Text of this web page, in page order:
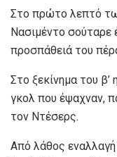
Στο πρώτο λεπτό
Νασιμέντο σούταρε
προσπάθειά του
Στο ξεκίνημα του β’
γκολ που έψαχναν,
τον Ντέσερς.
Από λάθος εναλλαγή